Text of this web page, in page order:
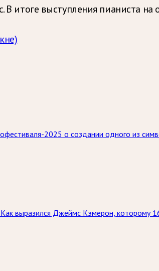
итоге выступления пианиста
2025 о создании одного из
выразился Джеймс Кэмерон, которому